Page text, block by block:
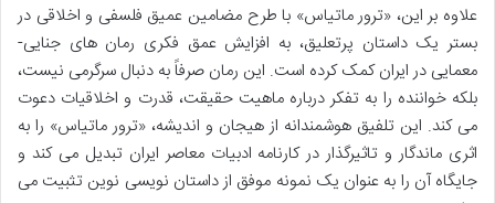
علاوه بر این، «ترور ماتیاس» با طرح مضامین عمیق فلسفی و اخلاقی در
بستر یک داستان پرتعلیق، به افزایش عمق فکری رمان های جنایی-
معمایی در ایران کمک کرده است. این رمان صرفاً به دنبال سرگرمی نیست،
بلکه خواننده را به تفکر درباره ماهیت حقیقت، قدرت و اخلاقیات دعوت
می کند. این تلفیق هوشمندانه از هیجان و اندیشه، «ترور ماتیاس» را به
اثری ماندگار و تاثیرگذار در کارنامه ادبیات معاصر ایران تبدیل می کند و
جایگاه آن را به عنوان یک نمونه موفق از داستان نویسی نوین تثبیت می